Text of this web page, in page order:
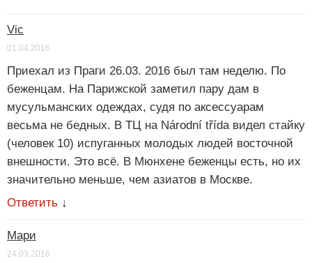
Vic
01.04.2016
Приехал из Праги 26.03. 2016 был там неделю. По
беженцам. На Парижской заметил пару дам в
мусульманских одеждах, судя по аксессуарам
весьма не бедных. В ТЦ на Národní třída видел стайку
(человек 10) испуганных молодых людей восточной
внешности. Это всё. В Мюнхене беженцы есть, но их
значительно меньше, чем азиатов в Москве.
Ответить ↓
Мари
24.03.2016